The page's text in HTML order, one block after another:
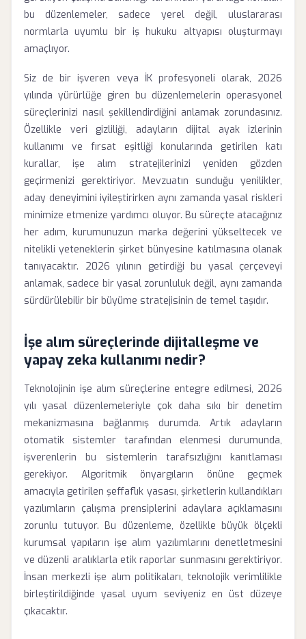
bu düzenlemeler, sadece yerel değil, uluslararası
normlarla uyumlu bir iş hukuku altyapısı oluşturmayı
amaçlıyor.
Siz de bir işveren veya İK profesyoneli olarak, 2026
yılında yürürlüğe giren bu düzenlemelerin operasyonel
süreçlerinizi nasıl şekillendirdiğini anlamak zorundasınız.
Özellikle veri gizliliği, adayların dijital ayak izlerinin
kullanımı ve fırsat eşitliği konularında getirilen katı
kurallar, işe alım stratejilerinizi yeniden gözden
geçirmenizi gerektiriyor. Mevzuatın sunduğu yenilikler,
aday deneyimini iyileştirirken aynı zamanda yasal riskleri
minimize etmenize yardımcı oluyor. Bu süreçte atacağınız
her adım, kurumunuzun marka değerini yükseltecek ve
nitelikli yeteneklerin şirket bünyesine katılmasına olanak
tanıyacaktır. 2026 yılının getirdiği bu yasal çerçeveyi
anlamak, sadece bir yasal zorunluluk değil, aynı zamanda
sürdürülebilir bir büyüme stratejisinin de temel taşıdır.
İşe alım süreçlerinde dijitalleşme ve
yapay zeka kullanımı nedir?
Teknolojinin işe alım süreçlerine entegre edilmesi, 2026
yılı yasal düzenlemeleriyle çok daha sıkı bir denetim
mekanizmasına bağlanmış durumda. Artık adayların
otomatik sistemler tarafından elenmesi durumunda,
işverenlerin bu sistemlerin tarafsızlığını kanıtlaması
gerekiyor. Algoritmik önyargıların önüne geçmek
amacıyla getirilen şeffaflık yasası, şirketlerin kullandıkları
yazılımların çalışma prensiplerini adaylara açıklamasını
zorunlu tutuyor. Bu düzenleme, özellikle büyük ölçekli
kurumsal yapıların işe alım yazılımlarını denetletmesini
ve düzenli aralıklarla etik raporlar sunmasını gerektiriyor.
İnsan merkezli işe alım politikaları, teknolojik verimlilikle
birleştirildiğinde yasal uyum seviyeniz en üst düzeye
çıkacaktır.